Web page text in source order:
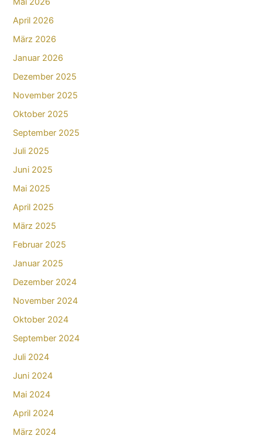
April 2026
März 2026
Januar 2026
Dezember 2025
November 2025
Oktober 2025
September 2025
Juli 2025
Juni 2025
Mai 2025
April 2025
März 2025
Februar 2025
Januar 2025
Dezember 2024
November 2024
Oktober 2024
September 2024
Juli 2024
Juni 2024
Mai 2024
April 2024
März 2024